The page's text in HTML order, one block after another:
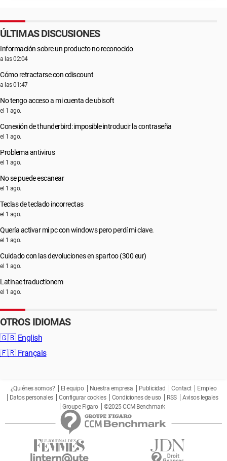
ÚLTIMAS DISCUSIONES
Información sobre un producto no reconocido
a las 02:04
Cómo retractarse con cdiscount
a las 01:47
No tengo acceso a mi cuenta de ubisoft
el 1 ago.
Conexión de thunderbird: imposible introducir la contraseña
el 1 ago.
Problema antivirus
el 1 ago.
No se puede escanear
el 1 ago.
Teclas de teclado incorrectas
el 1 ago.
Quería activar mi pc con windows pero perdí mi clave.
el 1 ago.
Cuidado con las devoluciones en spartoo (300 eur)
el 1 ago.
Latinae traductionem
el 1 ago.
OTROS IDIOMAS
🇬🇧 English
🇫🇷 Français
¿Quiénes somos? El equipo Nuestra empresa Publicidad Contact
Empleo
Datos personales
Configurar cookies Condiciones de uso RSS
Avisos legales
Groupe Figaro
©2025 CCM Benchmark